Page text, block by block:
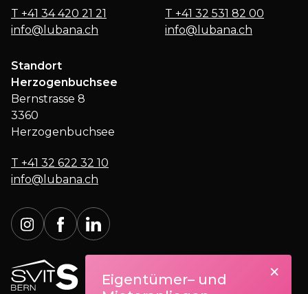
×
Eigentümer– und
T +41 34 420 21 21
info@lubana.ch
T +41 32 531 82 00
info@lubana.ch
Standort
Herzogenbuchsee
Bernstrasse 8
3360
Herzogenbuchsee
T +41 32 622 32 10
info@lubana.ch